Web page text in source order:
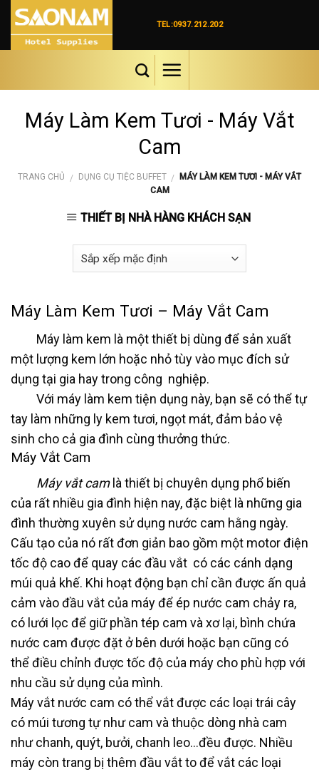
Skip
content
TEL:0937.212.202
Máy Làm Kem Tươi - Máy Vắt
Cam
TRANG CHỦ / DỤNG CỤ TIỆC BUFFET /
MÁY LÀM KEM TƯƠI - MÁY VẮT
CAM
THIẾT BỊ NHÀ HÀNG KHÁCH SẠN
Máy Làm Kem Tươi – Máy Vắt Cam
Máy làm kem là một thiết bị dùng để sản xuất
một lượng kem lớn hoặc nhỏ tùy vào mục đích sử
dụng tại gia hay trong công nghiệp.
Với máy làm kem tiện dụng này, bạn sẽ có thể tự
tay làm những ly kem tươi, ngọt mát, đảm bảo vệ
sinh cho cả gia đình cùng thưởng thức.
Máy Vắt Cam
Máy vắt camlà thiết bị chuyên dụng phổ biến
của rất nhiều gia đình hiện nay, đặc biệt là những gia
đình thường xuyên sử dụng nước cam hằng ngày.
Cấu tạo của nó rất đơn giản bao gồm một motor điện
tốc độ cao để quay các đầu vắt có các cánh dạng
múi quả khế. Khi hoạt động bạn chỉ cần được ấn quả
cảm vào đầu vắt của máy để ép nước cam chảy ra,
có lưới lọc để giữ phần tép cam và xơ lại, bình chứa
nước cam được đặt ở bên dưới hoặc bạn cũng có
thể điều chỉnh được tốc độ của máy cho phù hợp với
nhu cầu sử dụng của mình.
Máy vắt nước cam có thể vắt được các loại trái cây
có múi tương tự như cam và thuộc dòng nhà cam
như chanh, quýt, bưởi, chanh leo…đều được. Nhiều
máy còn trang bị thêm đầu vắt to để vắt các loại